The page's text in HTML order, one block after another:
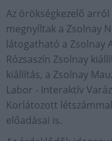
Az örökségkezelő
megnyíltak a Zsolnay
látogatható a Zsolnay
Rózsaszín Zsolnay
kiállítás, a Zsolnay
Labor - Interaktív
Korlátozott
előadásai is.